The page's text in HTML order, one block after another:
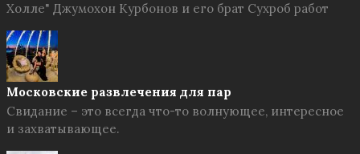
Холле" Джумохон Курбонов и его брат Сухроб работ
Московские развлечения для пар
Свидание – это всегда что-то волнующее, интересное
и захватывающее.